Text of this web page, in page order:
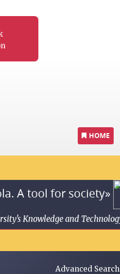
HOME
A tool for society»
Knowledge and
Advanced Search